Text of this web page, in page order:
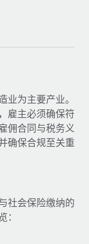
平台相连
业为主要产业。
雇主必须确保符
佣合同与税务义
确保合规至关重
社会保险缴纳的
：